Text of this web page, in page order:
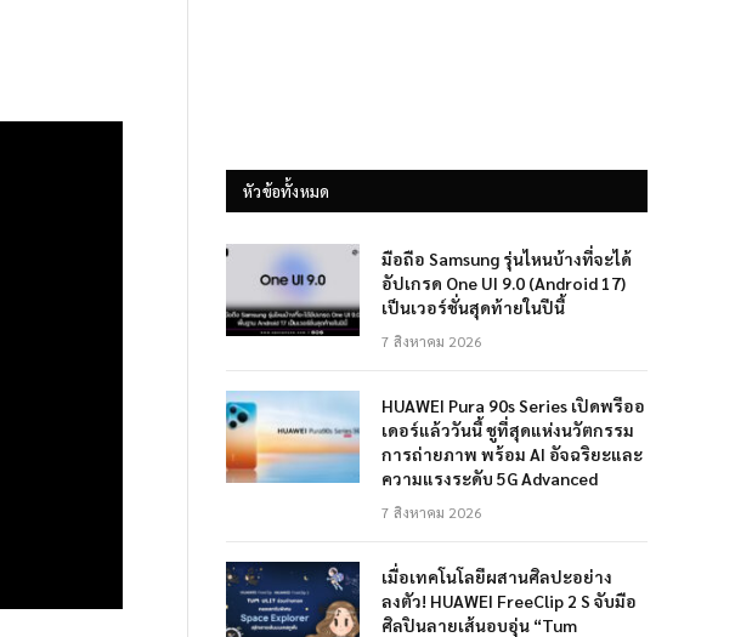
หัวข้อทั้งหมด
มือถือ Samsung รุ่นไหนบ้างที่จะได้
อัปเกรด One UI 9.0 (Android 17)
เป็นเวอร์ชั่นสุดท้ายในปีนี้
7 สิงหาคม 2026
HUAWEI Pura 90s Series เปิดพรีออ
เดอร์แล้ววันนี้ ชูที่สุดแห่งนวัตกรรม
การถ่ายภาพ พร้อม AI อัจฉริยะและ
ความแรงระดับ 5G Advanced
7 สิงหาคม 2026
เมื่อเทคโนโลยีผสานศิลปะอย่าง
ลงตัว! HUAWEI FreeClip 2 S จับมือ
ศิลปินลายเส้นอบอุ่น “Tum